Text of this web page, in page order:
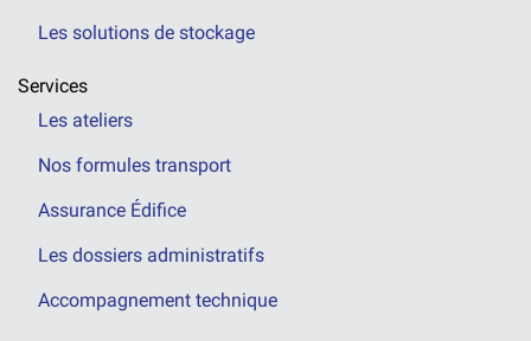
Les solutions de stockage
Services
Les ateliers
Nos formules transport
Assurance Édifice
Les dossiers administratifs
Accompagnement technique